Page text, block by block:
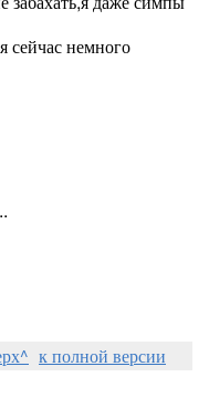
сейчас немного
к полной версии